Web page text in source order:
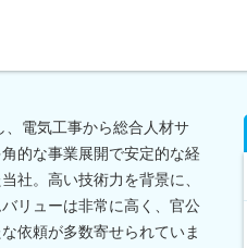
、電気工事から総合人材サ
的な事業展開で安定的な経
社。高い技術力を背景に、
リューは非常に高く、官公
依頼が多数寄せられていま